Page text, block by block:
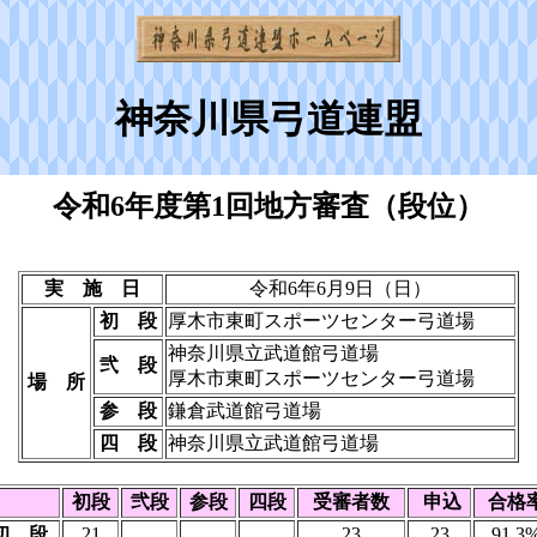
神奈川県弓道連盟
令和6年度第1回地方審査（段位）
実 施 日 令和6年6月9日（日）
場 所
初 段 厚木市東町スポーツセンター弓道場
弐 段
神奈川県立武道館弓道場
厚木市東町スポーツセンター弓道場
参 段 鎌倉武道館弓道場
四 段 神奈川県立武道館弓道場
初段 弐段 参段 四段 受審者数 申込
合格